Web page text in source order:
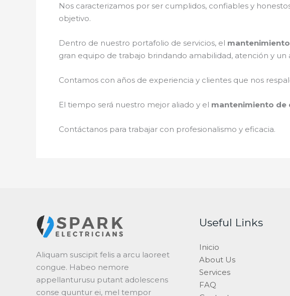
Nos caracterizamos por ser cumplidos, confiables y
objetivo.
Dentro de nuestro portafolio de servicios, el
gran equipo de trabajo brindando amabilidad, atención y un
Contamos con años de experiencia y clientes que nos
El tiempo será nuestro mejor aliado y el mantenimiento de
Contáctanos para trabajar con profesionalismo y eficacia.
Aliquam suscipit felis a arcu laoreet
congue. Habeo nemore
appellanturusu putant adolescens
conse quuntur ei, mel tempor
Useful Links
Inicio
About Us
Services
FAQ